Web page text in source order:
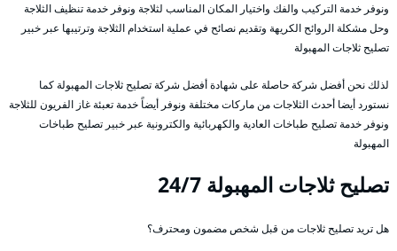
ونوفر خدمة التركيب والفك واختيار المكان المناسب لثلاجة ونوفر خدمة تنظيف الثلاجة
وحل مشكلة الروائح الكريهة وتقديم نصائح في عملية استخدام الثلاجة وترتيبها عبر خبير
تصليح ثلاجات المهبولة
لذلك نحن أفضل شركة حاصلة على شهادة أفضل شركة تصليح ثلاجات المهبولة كما
نستورد أيضا أحدث الثلاجات من ماركات مختلفة ونوفر أيضاً خدمة تعبئة غاز الفريون للثلاجة
ونوفر خدمة تصليح طباخات العادية والكهربائية والكترونية عبر خبير تصليح طباخات
المهبولة
تصليح ثلاجات المهبولة 24/7
هل تريد تصليح ثلاجات من قبل شخص مضمون ومحترف؟